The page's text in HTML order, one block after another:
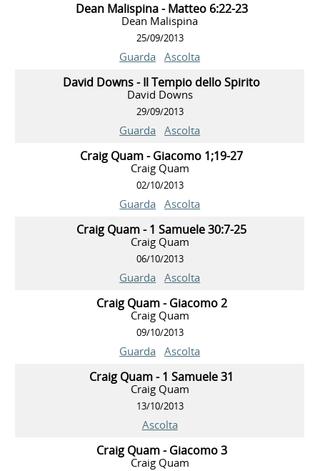
Dean Malispina - Matteo 6:22-23
Dean Malispina
25/09/2013
Guarda Ascolta
David Downs - Il Tempio dello Spirito
David Downs
29/09/2013
Guarda Ascolta
Craig Quam - Giacomo 1;19-27
Craig Quam
02/10/2013
Guarda Ascolta
Craig Quam - 1 Samuele 30:7-25
Craig Quam
06/10/2013
Guarda Ascolta
Craig Quam - Giacomo 2
Craig Quam
09/10/2013
Guarda Ascolta
Craig Quam - 1 Samuele 31
Craig Quam
13/10/2013
Ascolta
Craig Quam - Giacomo 3
Craig Quam